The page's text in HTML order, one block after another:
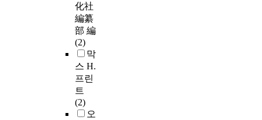
化社
編纂
部 編
(2)
막
스 H.
프린
트
(2)
오